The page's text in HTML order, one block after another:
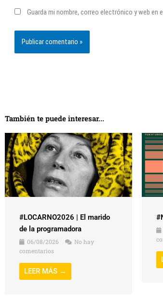
Guarda mi nombre, correo electrónico y web en
También te puede interesar...
#LOCARNO2026 | El marido
de la programadora
06/08/2026
No hay
comentarios
LEER MÁS →